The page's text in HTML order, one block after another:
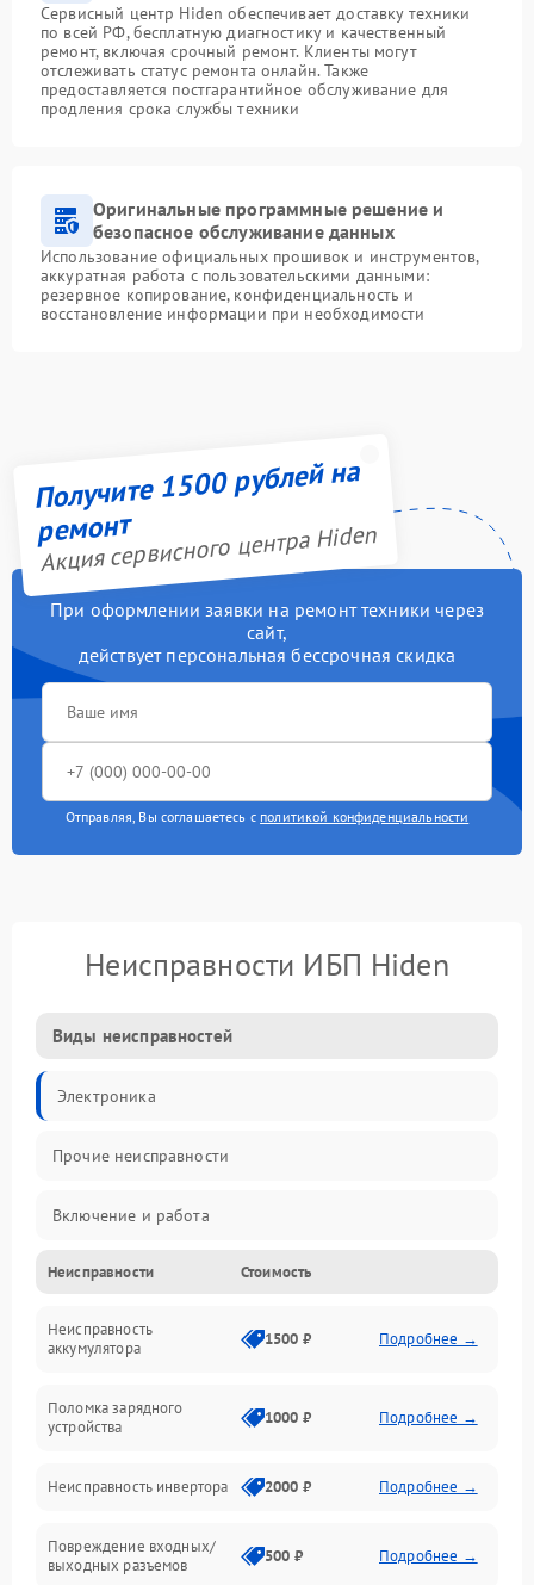
Сервисный центр Hiden обеспечивает доставку техники
по всей РФ, бесплатную диагностику и качественный
ремонт, включая срочный ремонт. Клиенты могут
отслеживать статус ремонта онлайн. Также
предоставляется постгарантийное обслуживание для
продления срока службы техники
Оригинальные программные решение и
безопасное обслуживание данных
Использование официальных прошивок и инструментов,
аккуратная работа с пользовательскими данными:
резервное копирование, конфиденциальность и
восстановление информации при необходимости
Получите 1500 рублей на
ремонт
Акция сервисного центра Hiden
При оформлении заявки на ремонт техники через
сайт,
действует персональная бессрочная скидка
Отправляя, Вы соглашаетесь с политикой конфиденциальности
Неисправности ИБП Hiden
Виды неисправностей
Электроника
Прочие неисправности
Включение и работа
Работа с нагрузкой
Звук и индикация
Механические повреждения
Неисправности Стоимость
Неисправность
аккумулятора
1500 ₽ Подробнее →
Поломка зарядного
устройства
1000 ₽ Подробнее →
Неисправность инвертора 2000 ₽ Подробнее →
Повреждение входных/
выходных разъемов
500 ₽ Подробнее →